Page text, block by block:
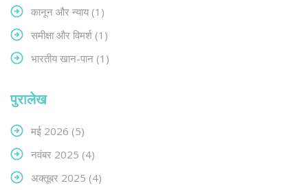
कानून और न्याय (1)
समीक्षा और विमर्श (1)
भारतीय खान-पान (1)
पुरालेख
मई 2026 (5)
नवंबर 2025 (4)
अक्तूबर 2025 (4)